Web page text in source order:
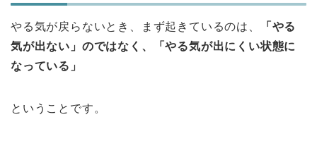
やる気が戻らないとき、まず起きているのは、
「やる
気が出ない」のではなく、「やる気が出にくい状態に
なっている」
ということです。